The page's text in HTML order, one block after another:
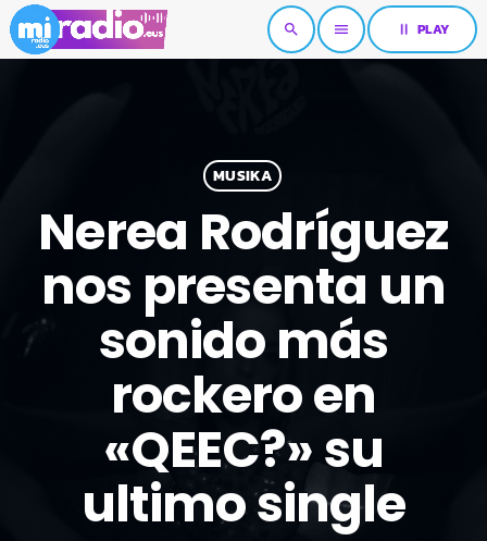
search menu pause PLAY
MUSIKA
Nerea Rodríguez
nos presenta un
sonido más
rockero en
«QEEC?» su
ultimo single